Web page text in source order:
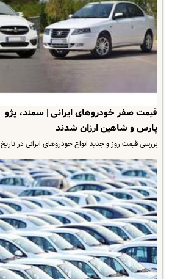
قیمت صفر خودروهای ایرانی | سمند، پژو
پارس و شاهین ارزان شدند
بررسی قیمت روز و جدید انواع خودروهای ایرانی در تاریخ ۲۵ اردیبهشت.